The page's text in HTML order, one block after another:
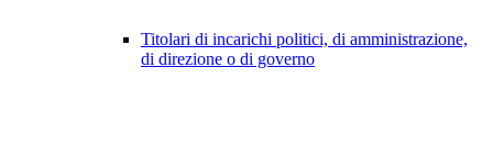
Titolari di incarichi politici, di amministrazione,
di direzione o di governo